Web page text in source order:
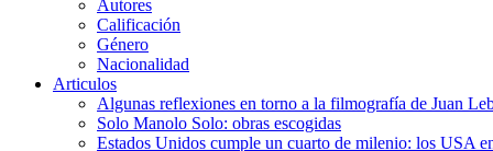
Autores
Calificación
Género
Nacionalidad
Articulos
Algunas reflexiones en torno a la filmografía de Juan
Solo Manolo Solo: obras escogidas
Estados Unidos cumple un cuarto de milenio: los USA